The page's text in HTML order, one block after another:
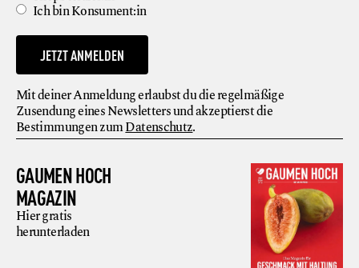
GAUMEN HOCH
MAGAZIN
Hier gratis
herunterladen
Ich bin Konsument:in
JETZT ANMELDEN
Mit deiner Anmeldung erlaubst du die regelmäßige
Zusendung eines Newsletters und akzeptierst die
Bestimmungen zumDatenschutz.